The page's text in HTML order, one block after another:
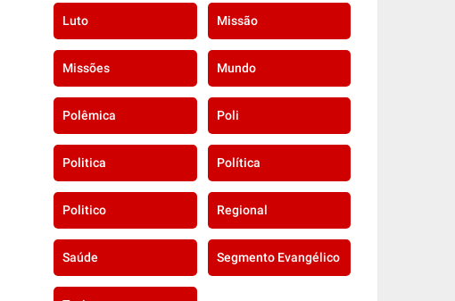
Luto Missão
Missões Mundo
Polêmica Poli
Politica Política
Politico Regional
Saúde Segmento Evangélico